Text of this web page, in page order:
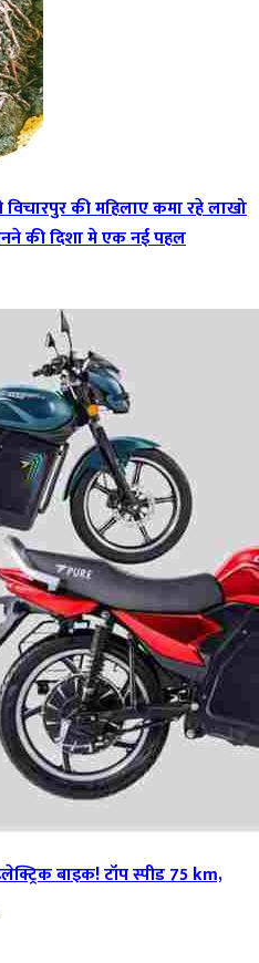
की महिलाए कमा रहे लाखो
की दिशा मे एक नई पहल
बाइक! टॉप स्पीड 75 km,